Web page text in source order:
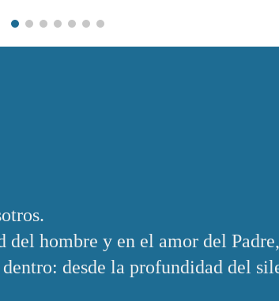
del hombre y en el amor del Padre,
desde la profundidad del